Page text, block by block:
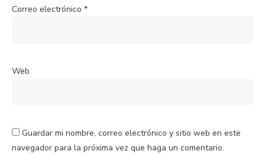
Correo electrónico *
Web
Guardar mi nombre, correo electrónico y sitio web en este
navegador para la próxima vez que haga un comentario.